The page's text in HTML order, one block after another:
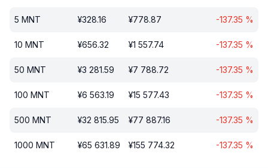
5 MNT ¥328.16 ¥778.87 -137.35 %
10 MNT ¥656.32 ¥1 557.74 -137.35 %
50 MNT ¥3 281.59 ¥7 788.72 -137.35 %
100 MNT ¥6 563.19 ¥15 577.43 -137.35 %
500 MNT ¥32 815.95 ¥77 887.16 -137.35 %
1000 MNT ¥65 631.89 ¥155 774.32 -137.35 %